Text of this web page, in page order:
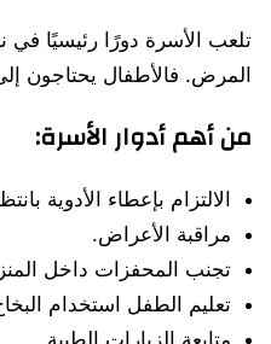
تلعب الأسرة دورًا رئيسيًا في
المرض. فالأطفال يحتاجون
من أهم أدوار الأسرة:
الالتزام بإعطاء الأدوية
مراقبة الأعراض.
تجنب المحفزات داخل
تعليم الطفل استخدام
متابعة الزيارات الطبية.